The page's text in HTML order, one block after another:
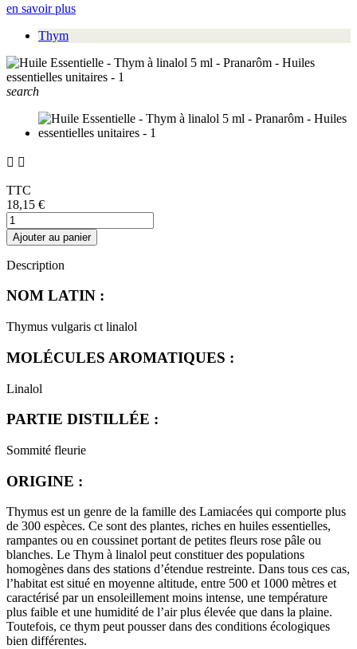
en savoir plus
Thym
search
 
TTC
18,15 €
Ajouter au panier
Description
NOM LATIN :
Thymus vulgaris ct linalol
MOLÉCULES AROMATIQUES :
Linalol
PARTIE DISTILLÉE :
Sommité fleurie
ORIGINE :
Thymus est un genre de la famille des Lamiacées qui comporte plus
de 300 espèces. Ce sont des plantes, riches en huiles essentielles,
rampantes ou en coussinet portant de petites fleurs rose pâle ou
blanches. Le Thym à linalol peut constituer des populations
homogènes dans des stations d’étendue restreinte. Dans tous ces cas,
l’habitat est situé en moyenne altitude, entre 500 et 1000 mètres et
caractérisé par un ensoleillement moins intense, une température
plus faible et une humidité de l’air plus élevée que dans la plaine.
Toutefois, ce thym peut pousser dans des conditions écologiques
bien différentes.